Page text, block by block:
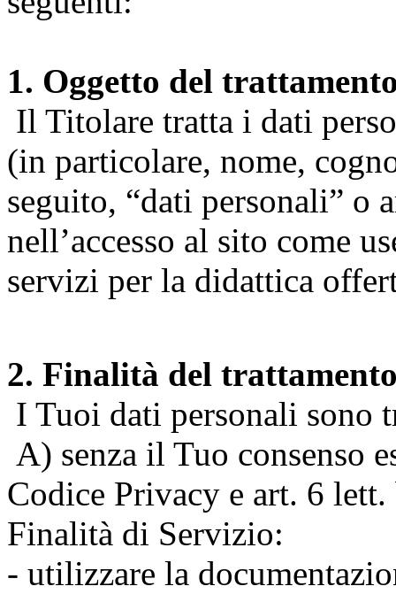
1. Oggetto del
Il Titolare tratta i dati
(in particolare, nome,
seguito, “dati personali” o
nell’accesso al sito come
servizi per la didattica
2. Finalità del
I Tuoi dati personali sono
A) senza il Tuo consenso
Codice Privacy e art. 6
Finalità di Servizio:
- utilizzare la